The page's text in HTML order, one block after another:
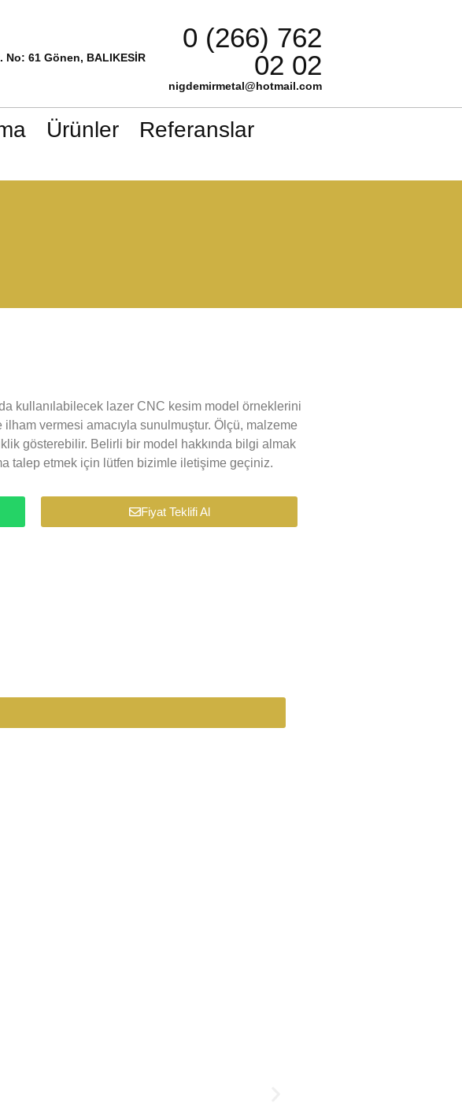
61 Gönen, BALIKESİR
0 (266) 762
02 02
nigdemirmetal@hotmail.com
Ürünler
Referanslar
kullanılabilecek lazer CNC kesim model örneklerini
vermesi amacıyla sunulmuştur. Ölçü, malzeme
gösterebilir. Belirli bir model hakkında bilgi almak
talep etmek için lütfen bizimle iletişime geçiniz.
Fiyat Teklifi Al